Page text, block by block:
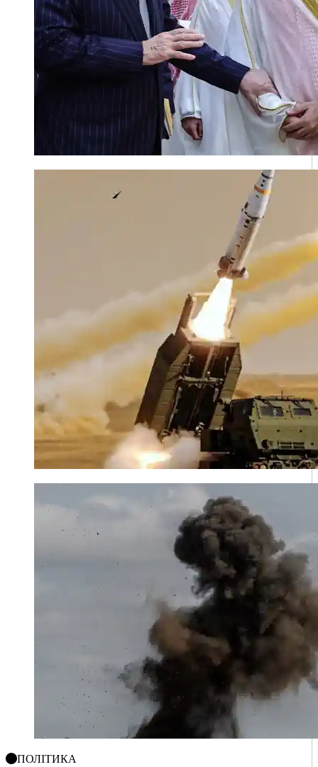
ПОЛІТИКА